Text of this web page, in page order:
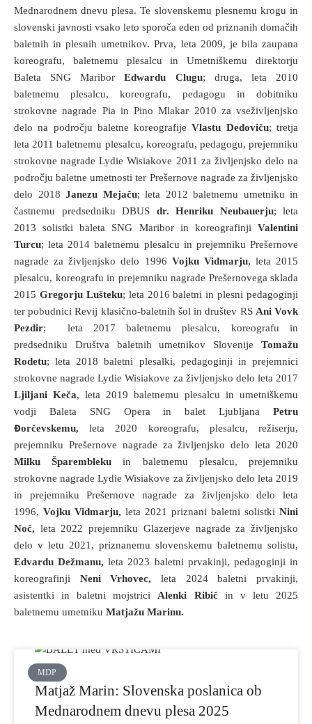
Mednarodnem dnevu plesa. Te slovenskemu plesnemu krogu in
slovenski javnosti vsako leto sporoča eden od priznanih domačih
baletnih in plesnih umetnikov. Prva, leta 2009, je bila zaupana
koreografu, baletnemu plesalcu in Umetniškemu direktorju
Baleta SNG MariborEdwardu Clugu; druga, leta 2010
baletnemu plesalcu, koreografu, pedagogu in dobitniku
strokovne nagrade Pia in Pino Mlakar 2010 za vseživljenjsko
delo na področju baletne koreografijeVlastu Dedoviču; tretja
leta 2011 baletnemu plesalcu, koreografu, pedagogu, prejemniku
strokovne nagrade Lydie Wisiakove 2011 za življenjsko delo na
področju baletne umetnosti ter Prešernove nagrade za življenjsko
delo 2018 Janezu Mejaču; leta 2012 baletnemu umetniku in
častnemu predsedniku DBUS dr. Henriku Neubauerju; leta
2013 solistki baleta SNG Maribor in koreografinji Valentini
Turcu; leta 2014 baletnemu plesalcu in prejemniku Prešernove
nagrade za življenjsko delo 1996 Vojku Vidmarju, leta 2015
plesalcu, koreografu in prejemniku nagrade Prešernovega sklada
2015 Gregorju Lušteku; leta 2016 baletni in plesni pedagoginji
ter pobudnici Revij klasično-baletnih šol in društev RS Ani Vovk
Pezdir; leta 2017 baletnemu plesalcu, koreografu in
predsedniku Društva baletnih umetnikov Slovenije Tomažu
Rodetu; leta 2018 baletni plesalki, pedagoginji in prejemnici
strokovne nagrade Lydie Wisiakove za življenjsko delo leta 2017
Ljiljani Keča, leta 2019 baletnemu plesalcu in umetniškemu
vodji Baleta SNG Opera in balet Ljubljana Petru
Đorčevskemu, leta 2020 koreografu, plesalcu, režiserju,
prejemniku Prešernove nagrade za življenjsko delo leta 2020
Milku Šparembleku in baletnemu plesalcu, prejemniku
strokovne nagrade Lydie Wisiakove za življenjsko delo leta 2019
in prejemniku Prešernove nagrade za življenjsko delo leta
1996, Vojku Vidmarju, leta 2021 priznani baletni solistki Nini
Noč, leta 2022 prejemniku Glazerjeve nagrade za življenjsko
delo v letu 2021, priznanemu slovenskemu baletnemu solistu,
Edvardu Dežmanu,leta 2023 baletni prvakinji, pedagoginji in
koreografinji Neni Vrhovec, leta 2024 baletni prvakinji,
asistentki in baletni mojstrici Alenki Ribič in v letu 2025
baletnemu umetniku Matjažu Marinu.
MDP
Matjaž Marin: Slovenska poslanica ob
Mednarodnem dnevu plesa 2025